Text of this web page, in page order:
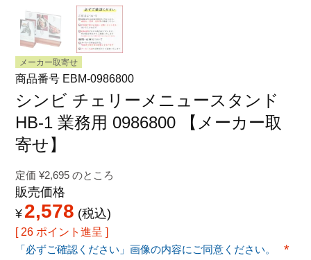
プライバシーポリシー
特定商取引法に関する表示
メーカー取寄せ
商品番号 EBM-0986800
シンビ チェリーメニュースタンド
HB-1 業務用 0986800 【メーカー取
寄せ】
定価 ¥2,695 のところ
販売価格
¥ 2,578 税込
26 ポイント進呈 ]
「必ずご確認ください」画像の内容にご同意ください。